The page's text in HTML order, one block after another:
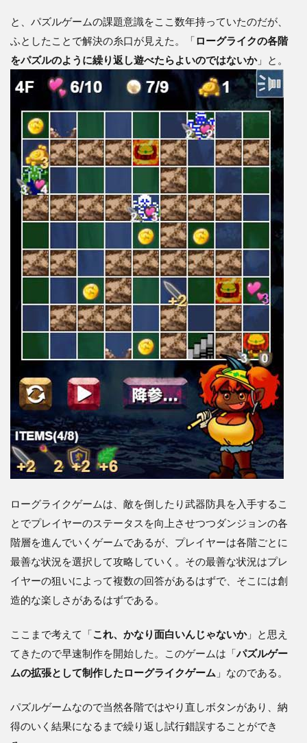
と、パズルゲームの課題意識をここ数年持っていたのだが、
ふとしたことで解決の糸口が見えた。「ローグライクの各階
をパズルのように繰り返し遊べたらよいのではないか」と。
ローグライクゲームは、敵を倒したり武器防具を入手するこ
とでプレイヤーのステータスを向上させつつダンジョンの各
階層を進んでいくゲームであるが、プレイヤーは各階ごとに
最善な状況を選択して攻略していく。その最善な状況はプレ
イヤーの狙いによって複数の回答があるはずで、そこには創
造的な楽しさがあるはずである。
ここまで考えて「これ、かなり面白いんじゃないか」と思え
てきたので早速制作を開始した。このゲームは「パズルゲー
ムの拡張として制作したローグライクゲーム 」なのである。
パズルゲームなので当然各階ではやり直しボタンがあり、納
得のいく結果になるまで繰り返し試行錯誤することができ